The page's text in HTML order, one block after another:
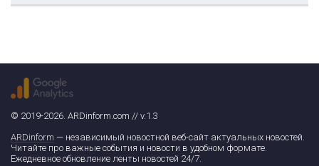
© 2019-2026. ARDinform.com // v.1.3
ARDinform — независимый новостной веб-сайт актуальных новостей.
Читайте про важные события и новости в удобном формате.
Ежедневное обновление ленты новостей 24/7.